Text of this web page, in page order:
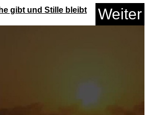
gibt und Stille bleibt Weiter